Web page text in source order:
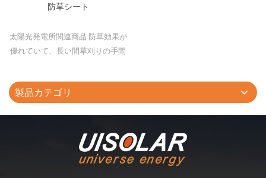
防草シート
太陽光発電所関連商品 防草効果が
優れていて、長い間草刈りの手間
製品カテゴリ